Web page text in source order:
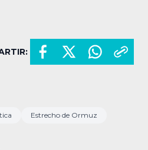
Estrecho de Ormuz